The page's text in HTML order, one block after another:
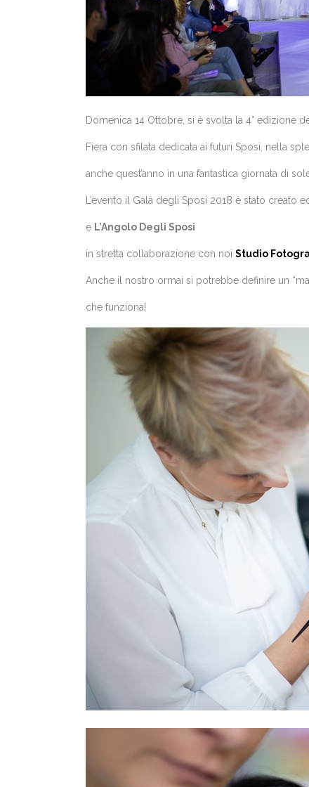
Domenica 14 Ottobre, si è svolta la 4° edizione
Fiera con sfilata dedicata ai futuri Sposi, nella
anche quest’anno in una fantastica giornata di
L’evento il Galà degli Sposi 2018 è stato creato
e L’Angolo Degli Sposi
in stretta collaborazione con noi Studio
Anche il nostro ormai si potrebbe definire un
che funziona!